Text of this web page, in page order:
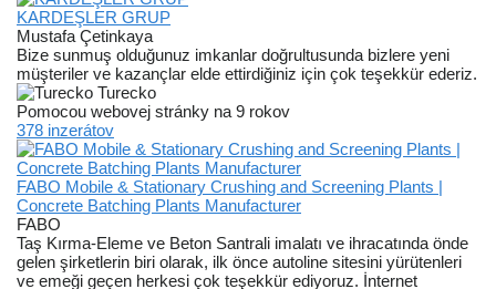
KARDEŞLER GRUP
Mustafa Çetinkaya
Bize sunmuş olduğunuz imkanlar doğrultusunda bizlere yeni
müşteriler ve kazançlar elde ettirdiğiniz için çok teşekkür ederiz.
Turecko
Pomocou webovej stránky na 9 rokov
378 inzerátov
FABO Mobile & Stationary Crushing and Screening Plants |
Concrete Batching Plants Manufacturer
FABO
Taş Kırma-Eleme ve Beton Santrali imalatı ve ihracatında önde
gelen şirketlerin biri olarak, ilk önce autoline sitesini yürütenleri
ve emeği geçen herkesi çok teşekkür ediyoruz. İnternet